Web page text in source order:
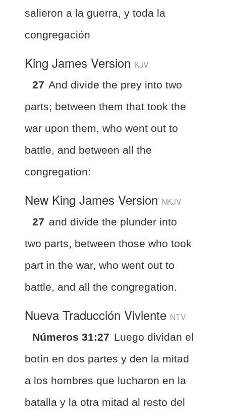
salieron a la guerra, y toda la
congregación
King James Version KJV
27 And divide the prey into two
parts; between them that took the
war upon them, who went out to
battle, and between all the
congregation:
New King James Version NKJV
27 and divide the plunder into
two parts, between those who took
part in the war, who went out to
battle, and all the congregation.
Nueva Traducción Viviente NTV
Números 31:27 Luego dividan el
botín en dos partes y den la mitad
a los hombres que lucharon en la
batalla y la otra mitad al resto del